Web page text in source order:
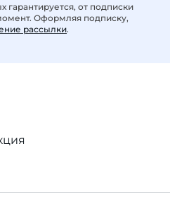
от подписки
Оформляя подписку,
рассылки.